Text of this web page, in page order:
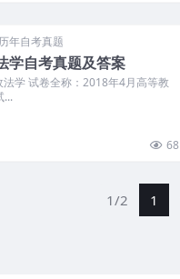
历年自考真题
学自考真题及答案
学 试卷全称：2018年4月高等教
...
68
1/2 1